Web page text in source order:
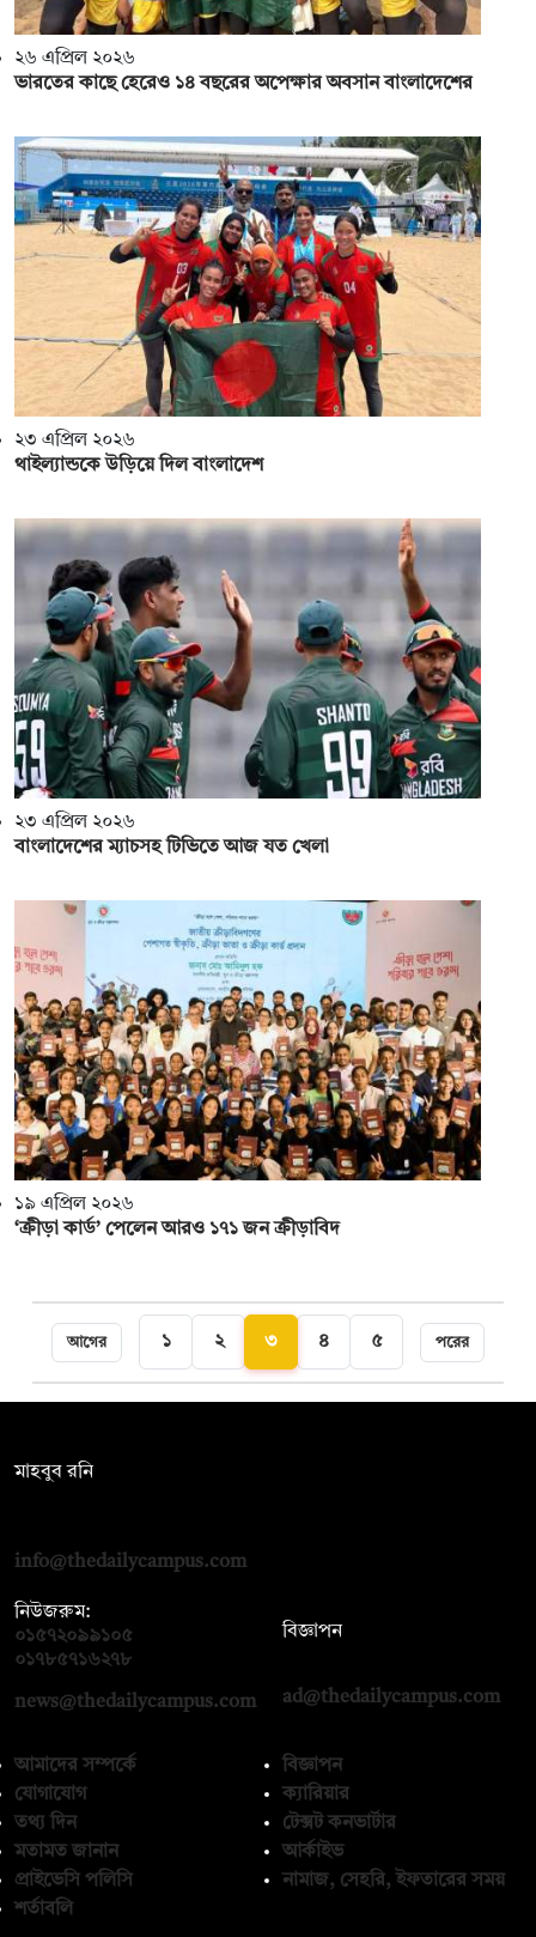
২৬ এপ্রিল ২০২৬
ভারতের কাছে হেরেও ১৪ বছরের অপেক্ষার অবসান বাংলাদেশের
২৩ এপ্রিল ২০২৬
থাইল্যান্ডকে উড়িয়ে দিল বাংলাদেশ
২৩ এপ্রিল ২০২৬
বাংলাদেশের ম্যাচসহ টিভিতে আজ যত খেলা
১৯ এপ্রিল ২০২৬
‘ক্রীড়া কার্ড’ পেলেন আরও ১৭১ জন ক্রীড়াবিদ
আগের ১ ২ ৩ ৪ ৫ পরের
মাহবুব রনি
info@thedailycampus.com
নিউজরুম:
০১৫৭২০৯৯১০৫
০১৭৮৫৭১৬২৭৮
news@thedailycampus.com
বিজ্ঞাপন
ad@thedailycampus.com
আমাদের সম্পর্কে
যোগাযোগ
তথ্য দিন
মতামত জানান
প্রাইভেসি পলিসি
শর্তাবলি
বিজ্ঞাপন
ক্যারিয়ার
টেক্সট কনভার্টার
আর্কাইভ
নামাজ, সেহরি, ইফতারের সময়